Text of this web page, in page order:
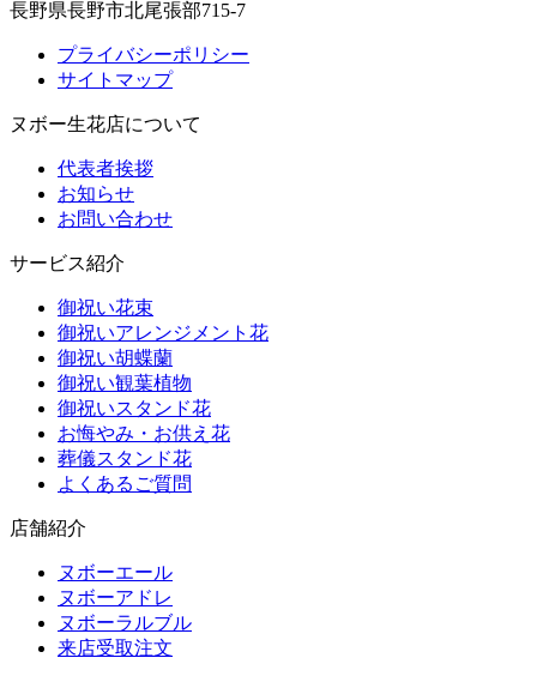
長野県長野市北尾張部715-7
プライバシーポリシー
サイトマップ
ヌボー生花店について
代表者挨拶
お知らせ
お問い合わせ
サービス紹介
御祝い花束
御祝いアレンジメント花
御祝い胡蝶蘭
御祝い観葉植物
御祝いスタンド花
お悔やみ・お供え花
葬儀スタンド花
よくあるご質問
店舗紹介
ヌボーエール
ヌボーアドレ
ヌボーラルブル
来店受取注文